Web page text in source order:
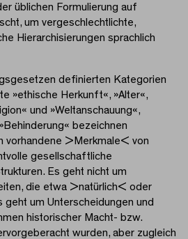
üblichen Formulierung auf
um vergeschlechtlichte,
Hierarchisierungen sprachlich
definierten Kategorien
»ethische Herkunft«, »Alter«,
und »Weltanschauung«,
bezeichnen
vorhandene >Merkmale< von
gesellschaftliche
Es geht nicht um
die etwa >natürlich< oder
geht um Unterscheidungen und
historischer Macht- bzw.
wurden, aber zugleich